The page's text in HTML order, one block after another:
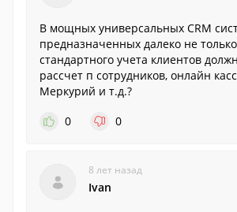
В мощных универсальных CRM
предназначенных далеко не
стандартного учета клиентов
рассчет п сотрудников, онлайн
Меркурий и т.д.?
0
0
8 лет назад
Ivan